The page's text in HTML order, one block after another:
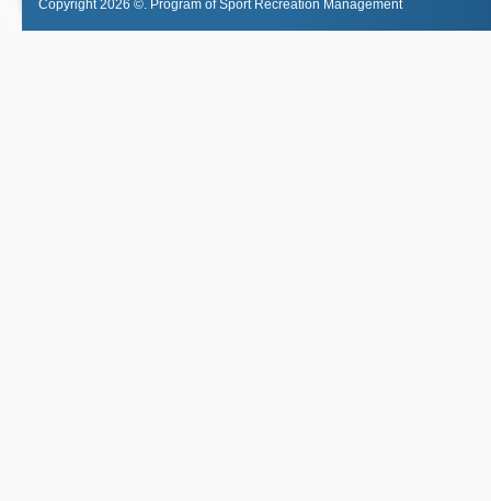
Copyright 2026 ©. Program of Sport Recreation Management